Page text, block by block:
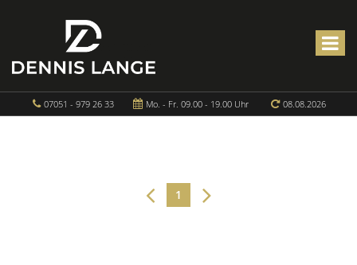
07051 - 979 26 33 Mo. - Fr. 09.00 - 19.00 Uhr 08.08.2026
1